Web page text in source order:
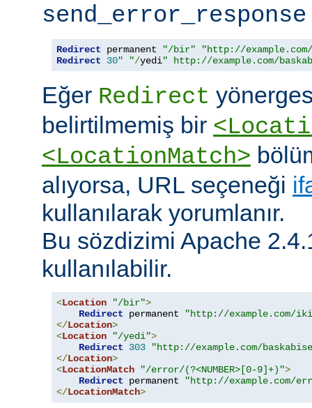
send_error_response
Redirect permanent "/bir"
"http://
Redirect
30" "/yedi" http://example.com/
Eğer Redirect
belirtilmemiş bir
<LocationMatch>
alıyorsa, URL seçeneği
kullanılarak yorumlanır.
Bu sözdizimi Apache
kullanılabilir.
<Location "/bir">
Redirect permanent
"http://example.com/
</Location>
<Location "/yedi">
Redirect
303
"http://example.com/
</Location>
<LocationMatch "/error/(?<NUMBER>[0-9]+)">
Redirect permanent
"http://example.com/
</LocationMatch>